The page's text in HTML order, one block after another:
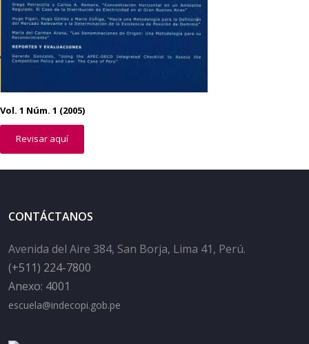
Vol. 1 Núm. 1 (2005)
Revisar aquí
CONTÁCTANOS
Avenida del Aire 384, San Borja, Lima 41, Perú.
(+511) 224-7800
Anexo: 4001
escuela@indecopi.gob.pe